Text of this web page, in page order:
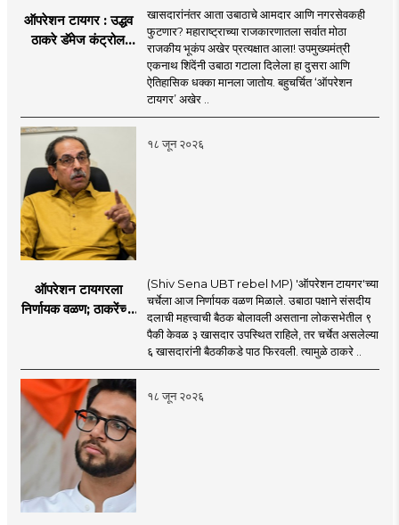
ऑपरेशन टायगर : उद्धव
ठाकरे डॅमेज कंट्रोल
शिंदेंकडे जाण्याच्या चर्चा
सुरू
खासदारांनंतर आता उबाठाचे आमदार आणि नगरसेवकही
फुटणार? महाराष्ट्राच्या राजकारणातला सर्वात मोठा
राजकीय भूकंप अखेर प्रत्यक्षात आला! उपमुख्यमंत्री
एकनाथ शिंदेंनी उबाठा गटाला दिलेला हा दुसरा आणि
ऐतिहासिक धक्का मानला जातोय. बहुचर्चित ‘ऑपरेशन
टायगर’ अखेर ..
१८ जून २०२६
ऑपरेशन टायगरला
निर्णायक वळण; ठाकरेंच्या
विलीन होण्याचा प्रस्ताव?
(Shiv Sena UBT rebel MP) 'ऑपरेशन टायगर'च्या
चर्चेला आज निर्णायक वळण मिळाले. उबाठा पक्षाने संसदीय
दलाची महत्त्वाची बैठक बोलावली असताना लोकसभेतील ९
पैकी केवळ ३ खासदार उपस्थित राहिले, तर चर्चेत असलेल्या
६ खासदारांनी बैठकीकडे पाठ फिरवली. त्यामुळे ठाकरे ..
१८ जून २०२६